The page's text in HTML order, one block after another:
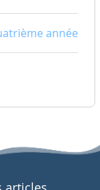
année